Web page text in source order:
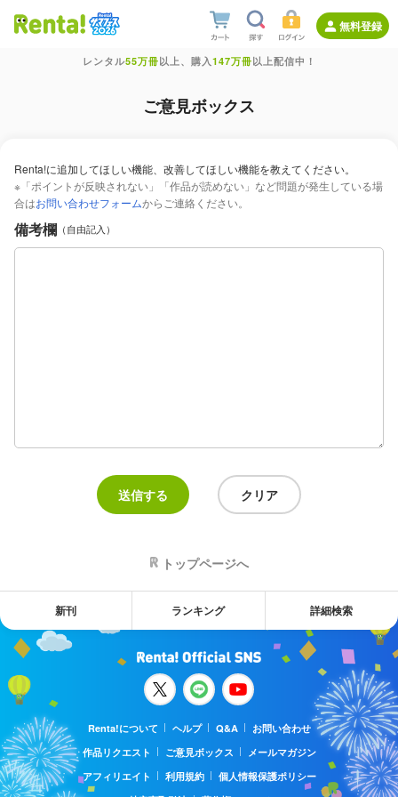
無料登録
レンタル55万冊以上、購入147万冊以上配信中！
ご意見ボックス
Renta!に追加してほしい機能、改善してほしい機能を教えてください。
※「ポイントが反映されない」「作品が読めない」など問題が発生している場
合はお問い合わせフォームからご連絡ください。
備考欄 （自由記入）
トップページへ
新刊 ランキング 詳細検索
Renta!について ヘルプ Q&A
お問い合わせ
作品リクエスト
ご意見ボックス
メールマガジン
アフィリエイト
利用規約
個人情報保護ポリシー